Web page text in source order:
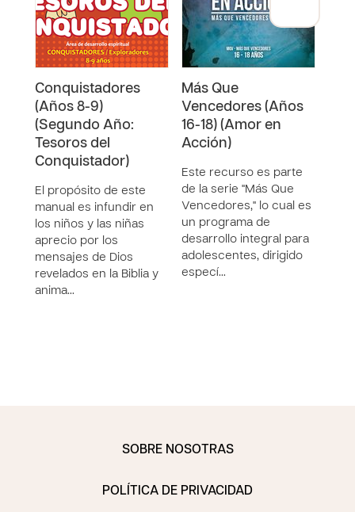
Conquistadores
(Años 8-9)
(Segundo Año:
Tesoros del
Conquistador)
El propósito de este
manual es infundir en
los niños y las niñas
aprecio por los
mensajes de Dios
revelados en la Biblia y
anima…
Más Que
Vencedores (Años
16-18) (Amor en
Acción)
Este recurso es parte
de la serie "Más Que
Vencedores," lo cual es
un programa de
desarrollo integral para
adolescentes, dirigido
especí…
SOBRE NOSOTRAS
POLÍTICA DE PRIVACIDAD